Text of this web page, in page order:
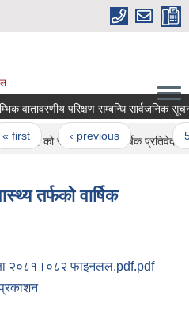
वातावरणीय परिक्षण सम्बन्धि सार्वजनिक सूचना
‹ previous … 59
८२ को स्वास्थ्य तर्फकाे वार्षिक प्रतिवेदन
तर्फकाे वार्षिक
२०८१।०८२ फाइनलल.pdf.pdf